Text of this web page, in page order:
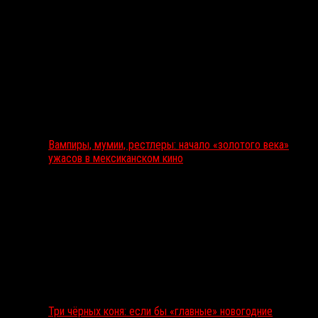
Вампиры, мумии, рестлеры: начало «золотого века»
ужасов в мексиканском кино
Три чёрных коня: если бы «главные» новогодние